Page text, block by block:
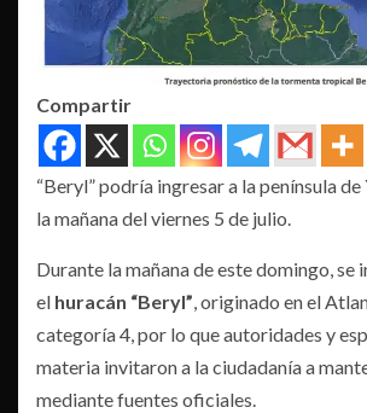
Compartir
“Beryl” podría ingresar a la península
la mañana del viernes 5 de julio.
Durante la mañana de este domingo, se
el huracán “Beryl”, originado en el
categoría 4, por lo que autoridades y
materia invitaron a la ciudadanía a
mediante fuentes oficiales.